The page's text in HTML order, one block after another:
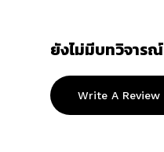
ยังไม่มีบทวิจารณ์
Write A Review